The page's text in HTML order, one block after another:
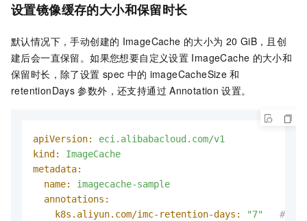
设置镜像缓存的大小和保留时长
默认情况下，手动创建的 ImageCache 的大小为 20 GiB，且创
建后会一直保留。如果您想要自定义设置 ImageCache 的大小和
保留时长，除了设置 spec 中的 imageCacheSize 和
retentionDays 参数外，还支持通过 Annotation 设置。
apiVersion:
eci.alibabacloud.com/v1
kind:
ImageCache
metadata:
name:
imagecache-sample
annotations:
k8s.aliyun.com/imc-retention-days:
"7"
# 设